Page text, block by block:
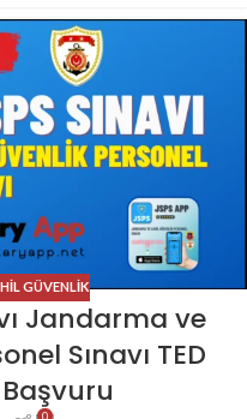
GÜVENLIK
Jandarma ve
Sınavı TED
0